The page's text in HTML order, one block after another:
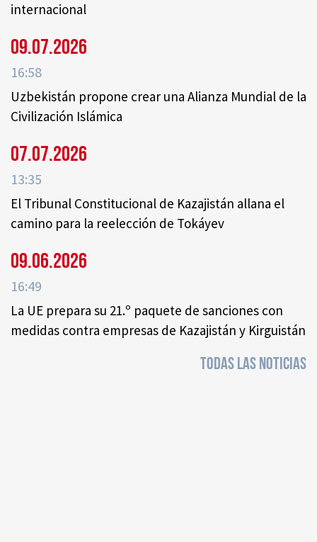
internacional
09.07.2026
16:58
Uzbekistán propone crear una Alianza Mundial de la
Civilización Islámica
07.07.2026
13:35
El Tribunal Constitucional de Kazajistán allana el
camino para la reelección de Tokáyev
09.06.2026
16:49
La UE prepara su 21.º paquete de sanciones con
medidas contra empresas de Kazajistán y Kirguistán
TODAS LAS NOTICIAS